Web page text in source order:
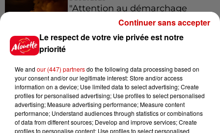
"Attention au démarchage
abusif" : la préfecture de la
À LA UNE : incendie à La
Rochelle, mégaferme de
saumons et succès...
Le respect de votre vie privée est notre
priorité
We and our (447) partnersdo the following data processing based on
your consent and/or our legitimate interest: Store and/or access
information on a device; Use limited data to select advertising; Create
profiles for personalised advertising; Use profiles to select personalised
advertising; Measure advertising performance; Measure content
performance; Understand audiences through statistics or combinations
of data from different sources; Develop and improve services; Create
profiles to personalise content; Use profiles to select personalised
Continuer sans accepter